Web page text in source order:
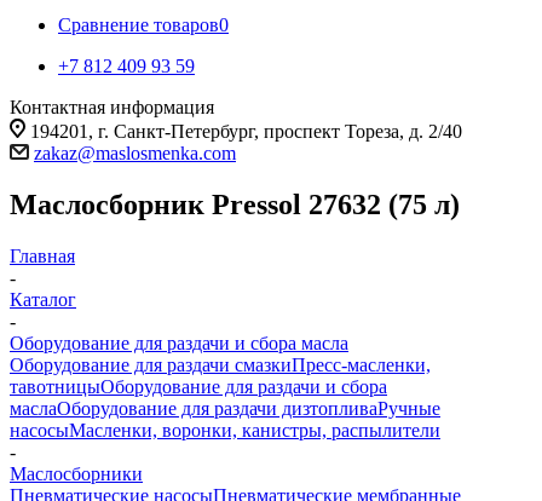
Сравнение товаров0
+7 812 409 93 59
Контактная информация
194201, г. Санкт-Петербург, проспект Тореза, д. 2/40
zakaz@maslosmenka.com
Маслосборник Pressol 27632 (75 л)
Главная
-
Каталог
-
Оборудование для раздачи и сбора масла
Оборудование для раздачи смазкиПресс-масленки,
тавотницыОборудование для раздачи и сбора
маслаОборудование для раздачи дизтопливаРучные
насосыМасленки, воронки, канистры, распылители
-
Маслосборники
Пневматические насосыПневматические мембранные